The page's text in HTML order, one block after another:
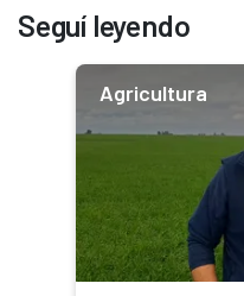
Seguí leyendo
Agricultura